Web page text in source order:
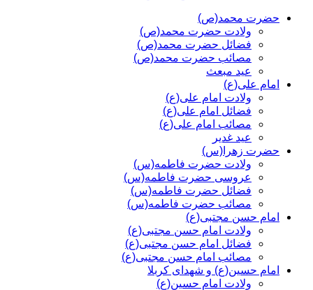
حضرت محمد(ص)
ولادت حضرت محمد(ص)
فضائل حضرت محمد(ص)
مصائب حضرت محمد(ص)
عید مبعث
امام علی(ع)
ولادت امام علی(ع)
فضائل امام علی(ع)
مصائب امام علی(ع)
عید غدیر
حضرت زهرا(س)
ولادت حضرت فاطمه(س)
عروسی حضرت فاطمه(س)
فضائل حضرت فاطمه(س)
مصائب حضرت فاطمه(س)
امام حسن مجتبی(ع)
ولادت امام حسن مجتبی(ع)
فضائل امام حسن مجتبی(ع)
مصائب امام حسن مجتبی(ع)
امام حسین(ع) و شهدای کربلا
ولادت امام حسین(ع)